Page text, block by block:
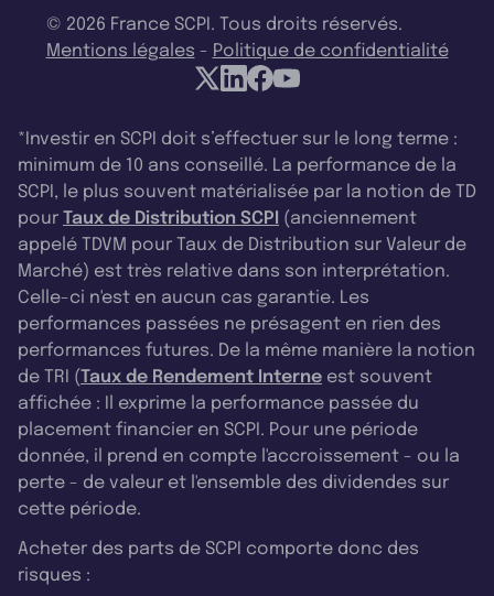
© 2026 France SCPI. Tous droits réservés.
Mentions légales - Politique de confidentialité
*Investir en SCPI doit s’effectuer sur le long terme :
minimum de 10 ans conseillé. La performance de la
SCPI, le plus souvent matérialisée par la notion de TD
pour Taux de Distribution SCPI (anciennement
appelé TDVM pour Taux de Distribution sur Valeur de
Marché) est très relative dans son interprétation.
Celle-ci n'est en aucun cas garantie. Les
performances passées ne présagent en rien des
performances futures. De la même manière la notion
de TRI (Taux de Rendement Interne est souvent
affichée : Il exprime la performance passée du
placement financier en SCPI. Pour une période
donnée, il prend en compte l'accroissement - ou la
perte - de valeur et l'ensemble des dividendes sur
cette période.
Acheter des parts de SCPI comporte donc des
risques :